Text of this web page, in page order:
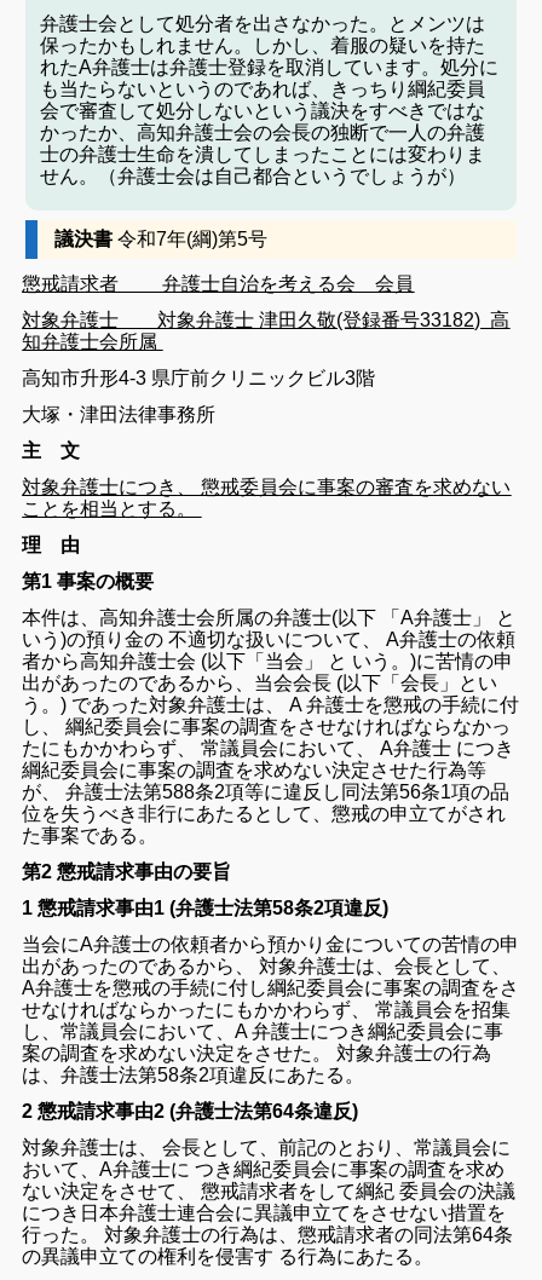
弁護士会として処分者を出さなかった。とメンツは
保ったかもしれません。しかし、着服の疑いを持た
れたA弁護士は弁護士登録を取消しています。処分に
も当たらないというのであれば、きっちり綱紀委員
会で審査して処分しないという議決をすべきではな
かったか、高知弁護士会の会長の独断で一人の弁護
士の弁護士生命を潰してしまったことには変わりま
せん。（弁護士会は自己都合というでしょうが）
議決書令和7年(綱)第5号
懲戒請求者 弁護士自治を考える会 会員
対象弁護士 対象弁護士 津田久敬(登録番号33182) 高
知弁護士会所属
高知市升形4-3 県庁前クリニック ビル3階
大塚 ・津田法律事務所
主 文
対象弁護士につき 、懲戒委員会に事案の審査を求めない
こと を相当 とする 。
理 由
第1 事案の概要
本件は 、高知弁護士会所属の弁護士(以下 「A弁護士 」 と
いう)の預り金の不適切な扱いについて 、A弁護士の依頼
者から高知弁護士会 (以下 「 当会 」 と いう 。)に苦情の申
出があったのであるから 当会会長 (以下 「会長 」 とい
う 。) であった対象弁護士は 、A弁護士を懲戒の手続に付
し
、綱紀委員会に事案の調査をさせなければならなかっ
たにもかかわらず 、常議員会において 、A弁護士 につき
綱紀委員会に事案の調査を求めない決定させた行為等
が 、弁護士法第588条2項等に違反 し 同法第56条1項の品
位を失うべき非行にあたる として 、懲戒の申立てがされ
た事案である 。
第2 懲戒請求事由の要旨
1 懲戒請求事由1 (弁護士法第58条2項違反)
当会にA弁護士の依頼者から預かり金についての苦情の申
出があったのであるから 、対象弁護士は 、会長として
A弁護士を懲戒の手続に付し綱紀委員会に事案の調査をさ
せなければならかったにもかかわらず 、常議員会を招集
し
、常議員会において 、A弁護士につき綱紀委員会に事
案の調査を求めない決定をさせた 。対象弁護士の行為
は 、弁護士法第58条2項違反 にあたる 。
2 懲戒請求事由2 (弁護士法第64条違反)
対象弁護士は 、会長として 、前記のとおり 、常議員会に
おいて
、A弁護士につき綱紀委員会に事案の調査を求め
ない決定をさせて 、懲戒請求者を して綱紀委員会の決議
につき 日本弁護士連合会に異議申立て をさせない措置を
行った 。対象弁護士の行為は 、懲戒請求者の同法第64条
の異議申立ての権利 を侵害す る行為にあたる 。